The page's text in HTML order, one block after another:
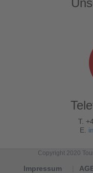
T.
E.
Copyright 2020
Impressum